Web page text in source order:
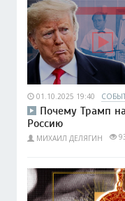
01.10.2025 19:40
Почему Трамп
Россию
МИХАИЛ ДЕЛЯГИН